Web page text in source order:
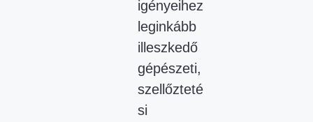
igényeihez
leginkább
illeszkedő
gépészeti,
szellőzteté
si